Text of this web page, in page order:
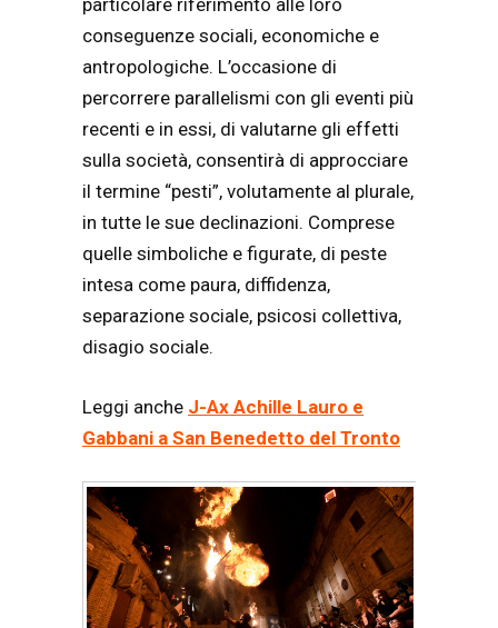
particolare riferimento alle loro
conseguenze sociali, economiche e
antropologiche. L’occasione di
percorrere parallelismi con gli eventi più
recenti e in essi, di valutarne gli effetti
sulla società, consentirà di approcciare
il termine “pesti”, volutamente al plurale,
in tutte le sue declinazioni. Comprese
quelle simboliche e figurate, di peste
intesa come paura, diffidenza,
separazione sociale, psicosi collettiva,
disagio sociale.
Leggi anche J-Ax Achille Lauro e
Gabbani a San Benedetto del Tronto